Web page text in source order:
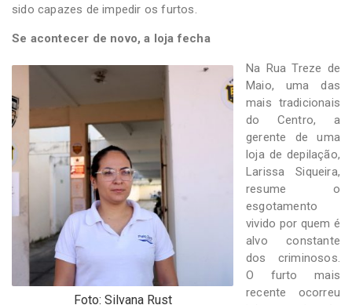
sido capazes de impedir os furtos.
Se acontecer de novo, a loja fecha
Foto: Silvana Rust
Na Rua Treze de
Maio, uma das
mais tradicionais
do Centro, a
gerente de uma
loja de depilação,
Larissa Siqueira,
resume o
esgotamento
vivido por quem é
alvo constante
dos criminosos.
O furto mais
recente ocorreu